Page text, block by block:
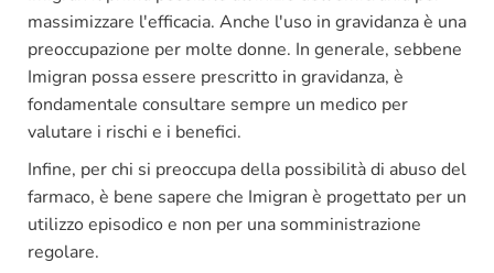
massimizzare l'efficacia. Anche l'uso in gravidanza è una
preoccupazione per molte donne. In generale, sebbene
Imigran possa essere prescritto in gravidanza, è
fondamentale consultare sempre un medico per
valutare i rischi e i benefici.
Infine, per chi si preoccupa della possibilità di abuso del
farmaco, è bene sapere che Imigran è progettato per un
utilizzo episodico e non per una somministrazione
regolare.